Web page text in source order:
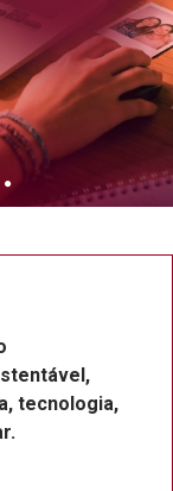
Região
de
que atuam